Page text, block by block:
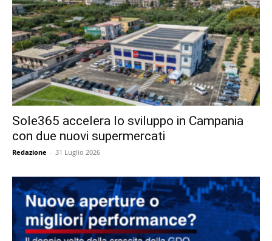
Sole365 accelera lo sviluppo in Campania
con due nuovi supermercati
Redazione - 31 Luglio 2026